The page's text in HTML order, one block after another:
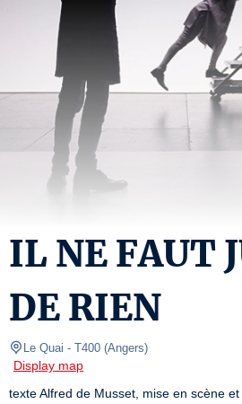
IL NE FAUT
DE RIEN
Le Quai - T400 (Angers)
Display map
texte Alfred de Musset, mise en scène